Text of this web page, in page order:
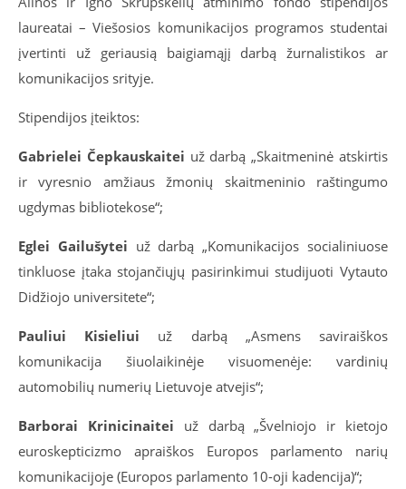
laureatai – Viešosios komunikacijos programos studentai
įvertinti už geriausią baigiamąjį darbą žurnalistikos ar
komunikacijos srityje.
Stipendijos įteiktos:
Gabrielei Čepkauskaitei už darbą „Skaitmeninė atskirtis
ir vyresnio amžiaus žmonių skaitmeninio raštingumo
ugdymas bibliotekose“;
Eglei Gailušytei už darbą „Komunikacijos socialiniuose
tinkluose įtaka stojančiųjų pasirinkimui studijuoti Vytauto
Didžiojo universitete“;
Pauliui Kisieliui už darbą „Asmens saviraiškos
komunikacija šiuolaikinėje visuomenėje: vardinių
automobilių numerių Lietuvoje atvejis“;
Barborai Krinicinaitei už darbą „Švelniojo ir kietojo
euroskepticizmo apraiškos Europos parlamento narių
komunikacijoje (Europos parlamento 10-oji kadencija)“;